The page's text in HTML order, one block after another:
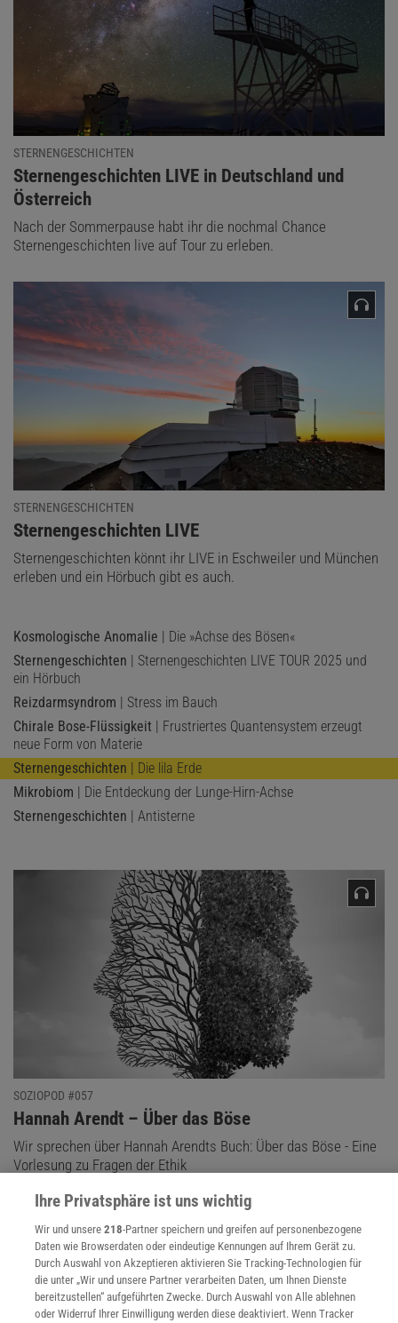
STERNENGESCHICHTEN
:
Sternengeschichten LIVE in Deutschland und
Österreich
Nach der Sommerpause habt ihr die nochmal Chance
Sternengeschichten live auf Tour zu erleben.
STERNENGESCHICHTEN
:
Sternengeschichten LIVE
Sternengeschichten könnt ihr LIVE in Eschweiler und München
erleben und ein Hörbuch gibt es auch.
Kosmologische Anomalie | Die »Achse des Bösen«
Sternengeschichten | Sternengeschichten LIVE TOUR 2025 und
ein Hörbuch
Reizdarmsyndrom | Stress im Bauch
Chirale Bose-Flüssigkeit | Frustriertes Quantensystem erzeugt
neue Form von Materie
Sternengeschichten | Die lila Erde
Mikrobiom | Die Entdeckung der Lunge-Hirn-Achse
Sternengeschichten | Antisterne
SOZIOPOD #057
:
Hannah Arendt – Über das Böse
Wir sprechen über Hannah Arendts Buch: Über das Böse - Eine
Vorlesung zu Fragen der Ethik
Ihre Privatsphäre ist uns wichtig
Wir und unsere218-Partner speichern und greifen auf personenbezogene
Daten wie Browserdaten oder eindeutige Kennungen auf Ihrem Gerät zu.
Durch Auswahl von Akzeptieren aktivieren Sie Tracking-Technologien für
die unter „Wir und unsere Partner verarbeiten Daten, um Ihnen Dienste
bereitzustellen“ aufgeführten Zwecke. Durch Auswahl von Alle ablehnen
oder Widerruf Ihrer Einwilligung werden diese deaktiviert. Wenn Tracker